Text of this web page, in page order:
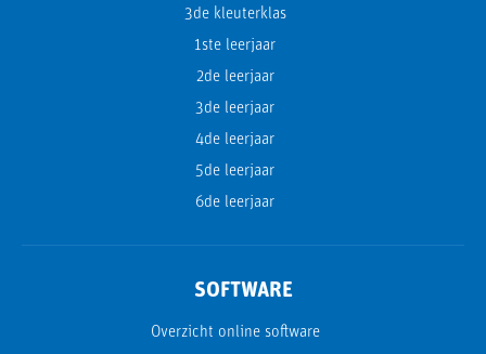
3de kleuterklas
1ste leerjaar
2de leerjaar
3de leerjaar
4de leerjaar
5de leerjaar
6de leerjaar
SOFTWARE
Overzicht online software